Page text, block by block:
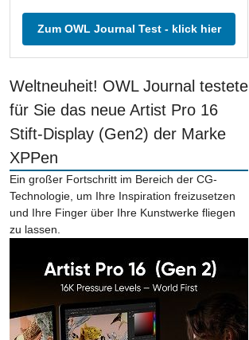
Zum OWL Journal Test - klick hier
Weltneuheit! OWL Journal testete
für Sie das neue Artist Pro 16
Stift-Display (Gen2) der Marke
XPPen
Ein großer Fortschritt im Bereich der CG-
Technologie, um Ihre Inspiration freizusetzen
und Ihre Finger über Ihre Kunstwerke fliegen
zu lassen.